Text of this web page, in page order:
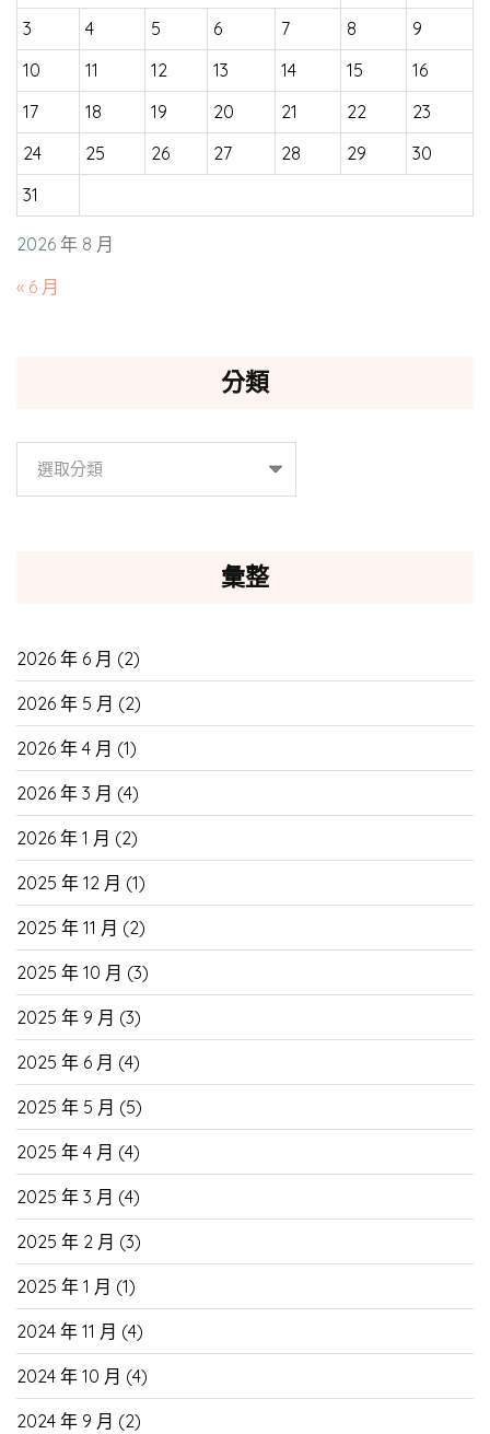
2026 年 8 月
3
4 5 6 7 8
9
10
11 12 13 14 15
16
17
18 19 20 21 22
23
24
25 26 27 28 29
30
31
« 6 月
分類
彙整
2026 年 6 月 (2)
2026 年 5 月 (2)
2026 年 4 月 (1)
2026 年 3 月 (4)
2026 年 1 月 (2)
2025 年 12 月 (1)
2025 年 11 月 (2)
2025 年 10 月 (3)
2025 年 9 月 (3)
2025 年 6 月 (4)
2025 年 5 月 (5)
2025 年 4 月 (4)
2025 年 3 月 (4)
2025 年 2 月 (3)
2025 年 1 月 (1)
2024 年 11 月 (4)
2024 年 10 月 (4)
2024 年 9 月 (2)